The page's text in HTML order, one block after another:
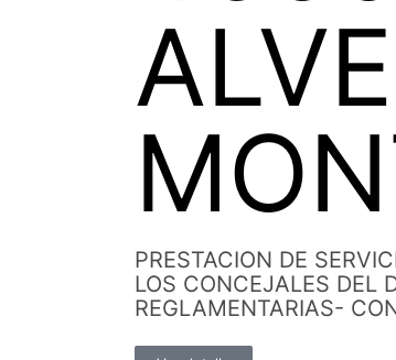
PRESTACION DE
LOS CONCEJALES DEL
REGLAMENTARIAS-